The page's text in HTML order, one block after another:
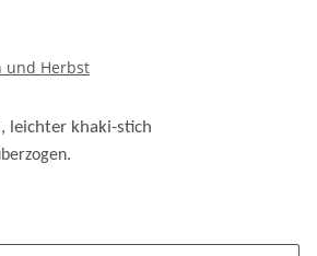
und Herbst
leichter khaki-stich